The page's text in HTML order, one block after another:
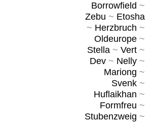
Borrowfield ~
Zebu ~ Etosha
~ Herzbruch ~
Oldeurope~
Stella~ Vert~
Dev~ Nelly~
Mariong ~
Svenk~
Huflaikhan ~
Formfreu ~
Stubenzweig ~